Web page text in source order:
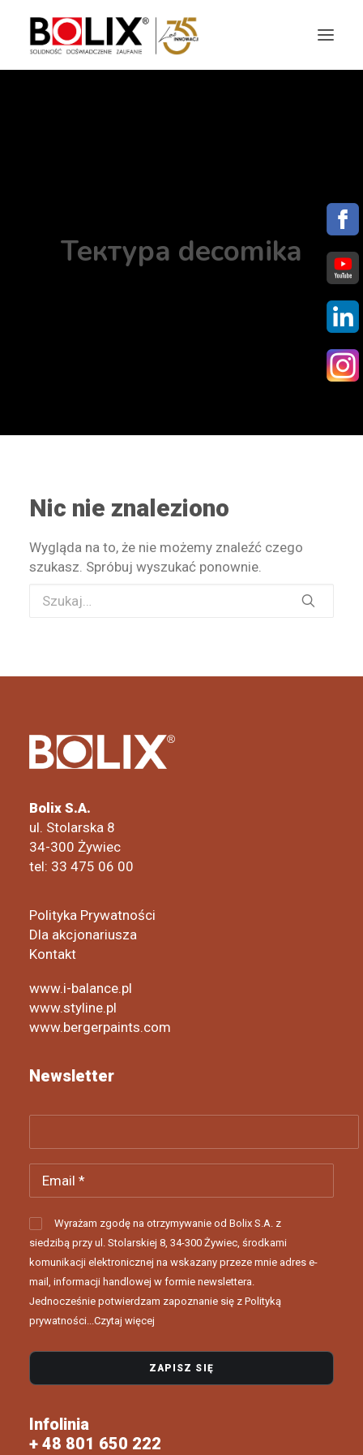
STREFA BOLIX
WYSZUKIWANIE
STREFA PRACOWNIKA
RECEPTURY ON-LINE
Тектура decomika
Nic nie znaleziono
Wygląda na to, że nie możemy znaleźć czego
szukasz. Spróbuj wyszukać ponownie.
Bolix S.A.
ul. Stolarska 8
34-300 Żywiec
tel: 33 475 06 00
Polityka Prywatności
Dla akcjonariusza
Kontakt
www.i-balance.pl
www.styline.pl
www.bergerpaints.com
Newsletter
Wyrażam zgodę na otrzymywanie od Bolix S.A. z
siedzibą przy ul. Stolarskiej 8, 34-300 Żywiec, środkami
komunikacji elektronicznej na wskazany przeze mnie adres e-
mail, informacji handlowej w formie newslettera.
Jednocześnie potwierdzam zapoznanie się z Polityką
prywatności...Czytaj więcej
Infolinia
+ 48 801 650 222